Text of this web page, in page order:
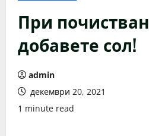
При
добавете сол!
admin
декември 20, 2021
1 minute read